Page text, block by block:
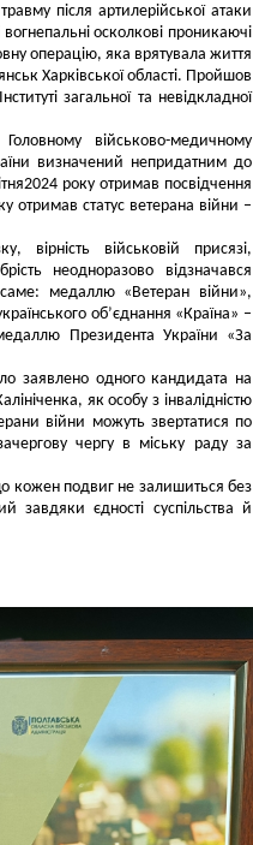
після артилерійської атаки
осколкові проникаючі
операцію, яка врятувала життя
Харківської області. Пройшов
загальної та невідкладної
військово-медичному
визначений непридатним до
року отримав посвідчення
отримав статус ветерана війни –
вірність військовій присязі,
неодноразово відзначався
медаллю «Ветеран війни»,
об’єднання «Країна» –
Президента України «За
заявлено одного кандидата на
як особу з інвалідністю
війни можуть звертатися по
чергу в міську раду за
кожен подвиг не залишиться без
єдності суспільства й